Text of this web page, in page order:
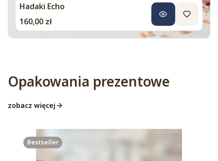
Hadaki Echo
Cena
160,00 zł
Opakowania prezentowe
zobacz więcej
Bestseller